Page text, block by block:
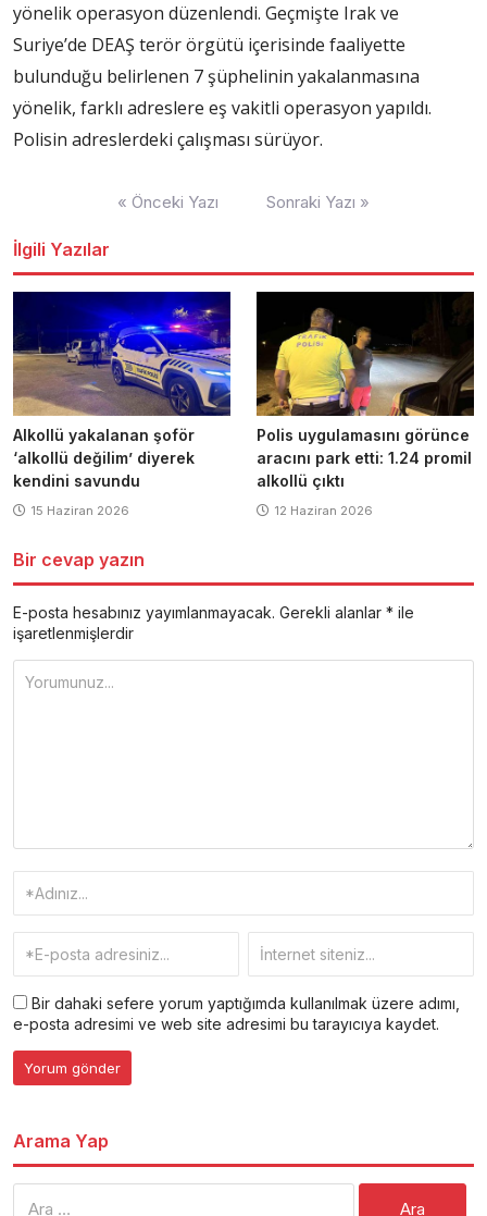
yönelik operasyon düzenlendi. Geçmişte Irak ve
Suriye’de DEAŞ terör örgütü içerisinde faaliyette
bulunduğu belirlenen 7 şüphelinin yakalanmasına
yönelik, farklı adreslere eş vakitli operasyon yapıldı.
Polisin adreslerdeki çalışması sürüyor.
« Önceki Yazı Sonraki Yazı »
İlgili Yazılar
Alkollü yakalanan şoför
‘alkollü değilim’ diyerek
kendini savundu
15 Haziran 2026
Polis uygulamasını görünce
aracını park etti: 1.24 promil
alkollü çıktı
12 Haziran 2026
Bir cevap yazın
E-posta hesabınız yayımlanmayacak. Gerekli alanlar * ile
işaretlenmişlerdir
Bir dahaki sefere yorum yaptığımda kullanılmak üzere adımı,
e-posta adresimi ve web site adresimi bu tarayıcıya kaydet.
Arama Yap